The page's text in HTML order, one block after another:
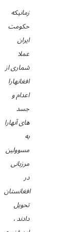
زمانیکه
حکومت
ایران
عملا
شماری از
افغانهارا
اعدام و
جسد
های آنهارا
به
مسوولین
مرزبانی
در
افغانستان
تحویل
دادند ،